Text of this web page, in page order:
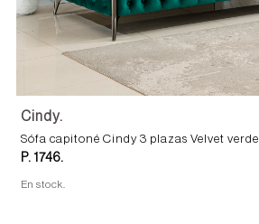
Cindy.
Sófa capitoné Cindy 3 plazas Velvet verde.
P. 1746.
En stock.